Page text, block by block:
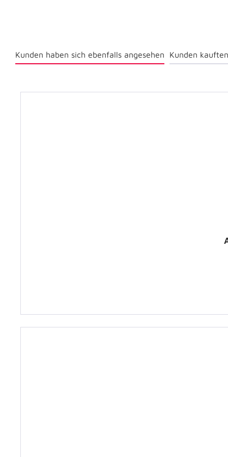
Kunden haben sich ebenfalls angesehen Kunden